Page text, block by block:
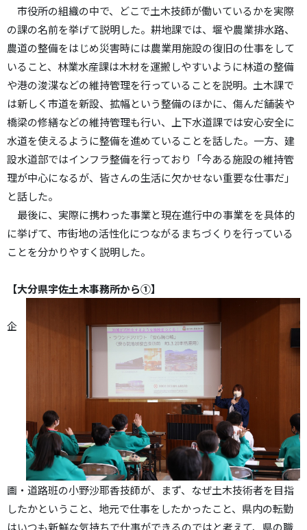
市役所の組織の中で、どこで土木技師が働いているかを実際
の課の名前を挙げて説明した。耕地課では、堰や農業排水路、
農道の整備をはじめ災害時には農業用施設の復旧の仕事をして
いること、林業水産課は木材を運搬しやすいように林道の整備
や港の浚渫などの維持管理を行っていることを説明。土木課で
は新しく市道を新設、拡幅という整備のほかに、傷んだ舗装や
橋梁の修繕などの維持管理も行い、上下水道課では安心安全に
水道を使えるように整備を進めていることを話した。一方、建
設水道部ではインフラ整備を行っており「今ある施設の維持管
理が中心になるが、皆さんの生活に欠かせない重要な仕事だ」
と話した。
最後に、実際に携わった事業と現在進行中の事業をを具体的
に挙げて、市街地の活性化につながるまちづくりを行っている
ことを分かりやすく説明した。
【大分県宇佐土木事務所から①】
企
画・道路班の小野沙耶香技師が、まず、なぜ土木技術者を目指
したかということ、地元で仕事をしたかったこと、県内の転勤